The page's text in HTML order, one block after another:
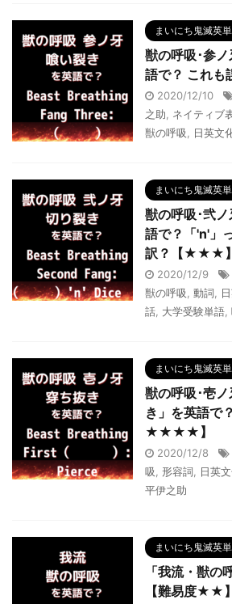
まいにち鬼滅英
獣の呼吸･参
語で？ これ
2020/12/10
之助
ネイティブ
獣の呼吸
日英文
まいにち鬼滅英
獣の呼吸･弐
語で？「'n'」
訳？【★★★】
2020/12/9
獣の呼吸
動詞
話 大学受験単語
まいにち鬼滅英
獣の呼吸･壱
き」を英語で
★★★★】
2020/12/8
吸
形容詞 日英
平伊之助
まいにち鬼滅英
「我流・獣の
【難易度★★】